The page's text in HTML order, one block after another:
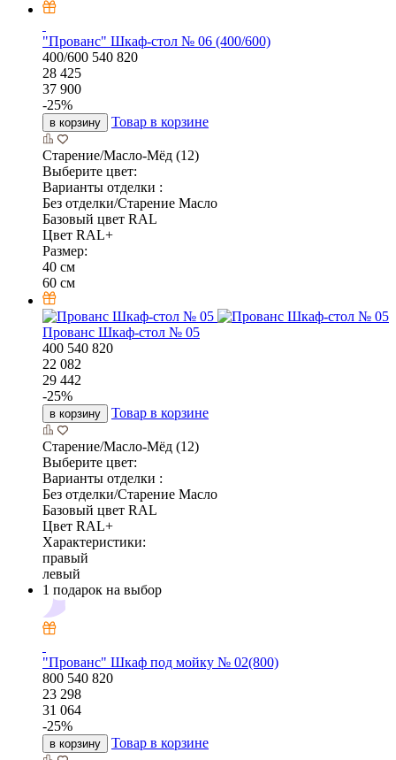
"Прованс" Шкаф-стол № 06 (400/600)
400/600 540 820
28 425
37 900
-25%
в корзину Товар в корзине
Старение/Масло-Мёд (12)
Выберите цвет:
Варианты отделки :
Без отделки/Старение Масло
Базовый цвет RAL
Цвет RAL+
Размер:
40 см
60 см
Прованс Шкаф-стол № 05
400 540 820
22 082
29 442
-25%
в корзину Товар в корзине
Старение/Масло-Мёд (12)
Выберите цвет:
Варианты отделки :
Без отделки/Старение Масло
Базовый цвет RAL
Цвет RAL+
Характеристики:
правый
левый
1 подарок на выбор
"Прованс" Шкаф под мойку № 02(800)
800 540 820
23 298
31 064
-25%
в корзину Товар в корзине